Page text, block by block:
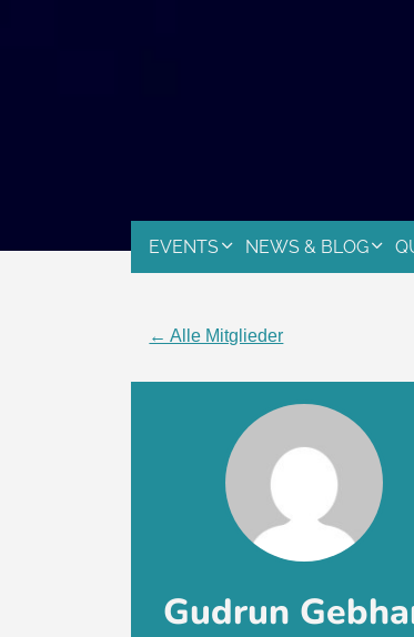
EVENTS NEWS & BLOG
← Alle Mitglieder
Gudrun